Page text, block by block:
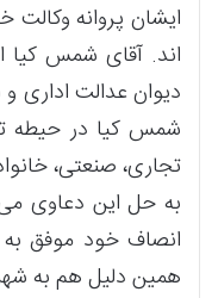
ایشان پروانه وکالت
اند. آقای شمس کیا
دیوان عدالت
شمس کیا در حیطه
تجاری، صنعتی،
به حل این دعاوی
انصاف خود موفق
همین دلیل هم به